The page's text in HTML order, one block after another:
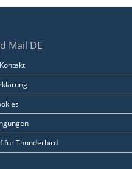
Mail DE
für Thunderbird